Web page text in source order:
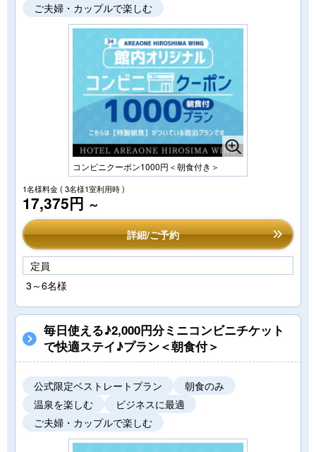
ご夫婦・カップルで楽しむ
コンビニクーポン1000円＜朝食付き＞
1名様料金( 3名様1室利用時 )
17,375円 ～
詳細/ご予約
定員
3～6名様
毎日使える♪2,000円分ミニコンビニチケット
で快適ステイ♪プラン＜朝食付＞
公式限定ベストレートプラン
朝食のみ
温泉を楽しむ
ビジネスに最適
ご夫婦・カップルで楽しむ